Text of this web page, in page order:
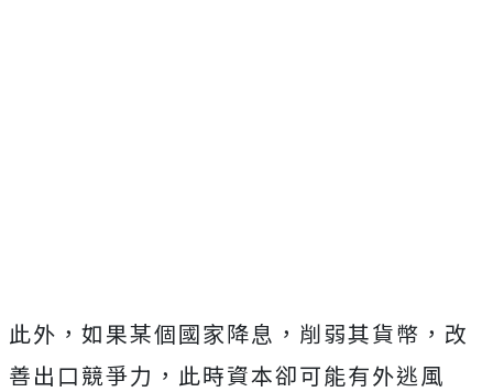
此外，如果某個國家降息，削弱其貨幣，改
善出口競爭力，此時資本卻可能有外逃風